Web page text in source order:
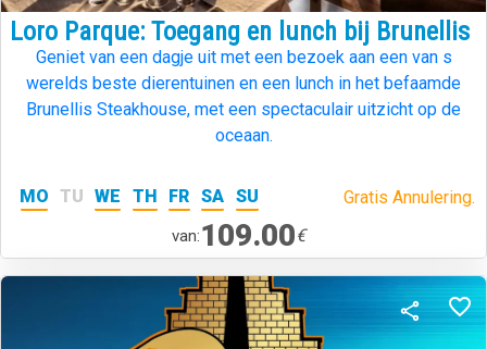
Loro Parque: Toegang en lunch bij Brunellis
Geniet van een dagje uit met een bezoek aan een van s
werelds beste dierentuinen en een lunch in het befaamde
Brunellis Steakhouse, met een spectaculair uitzicht op de
oceaan.
MO TU WE TH FR SA SU Gratis Annulering.
van:109.00€